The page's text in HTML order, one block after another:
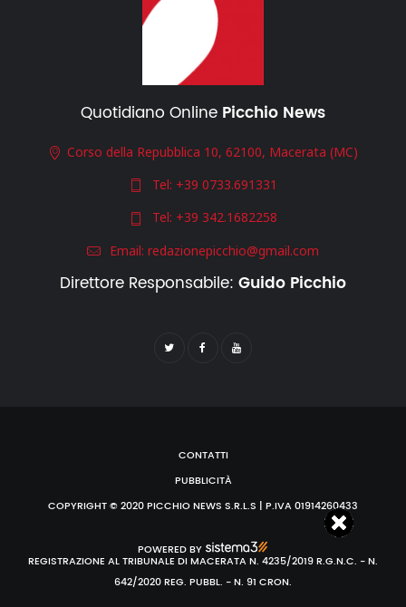
Quotidiano Online Picchio News
Corso della Repubblica 10, 62100, Macerata (MC)
Tel: +39 0733.691331
Tel: +39 342.1682258
Email: redazionepicchio@gmail.com
Direttore Responsabile: Guido Picchio
CONTATTI
PUBBLICITÀ
COPYRIGHT © 2020 PICCHIO NEWS S.R.L.S | P.IVA 01914260433
POWERED BY
REGISTRAZIONE AL TRIBUNALE DI MACERATA N. 4235/2019 R.G.N.C. - N.
642/2020 REG. PUBBL. - N. 91 CRON.